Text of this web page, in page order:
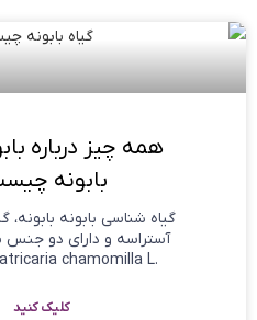
همه چیز درباره
بابونه
گیاه شناسی بابونه بابونه،
آستراسه و دارای دو جنس
.Matricaria chamomilla L ) و بابونه
کلیک کنید